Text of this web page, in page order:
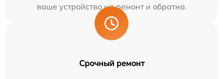
ваше устройство на ремонт и обратно.
Срочный ремонт